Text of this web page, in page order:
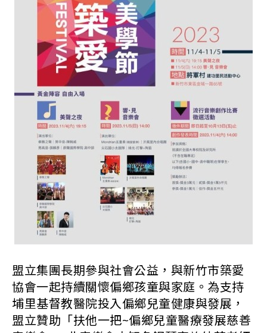
盟立集團長期參與社會公益，與新竹市築愛
協會一起持續關懷偏鄉孩童與家庭。為支持
埔里基督教醫院投入偏鄉兒童健康與發展，
盟立贊助「扶他一把~偏鄉兒童醫療發展慈善